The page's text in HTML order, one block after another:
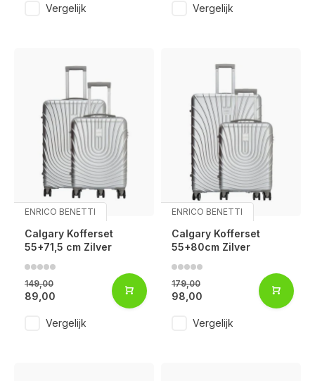
Vergelijk Vergelijk
ENRICO BENETTI
Calgary Kofferset
55+71,5 cm Zilver
149,00
89,00
Vergelijk
ENRICO BENETTI
Calgary Kofferset
55+80cm Zilver
179,00
98,00
Vergelijk